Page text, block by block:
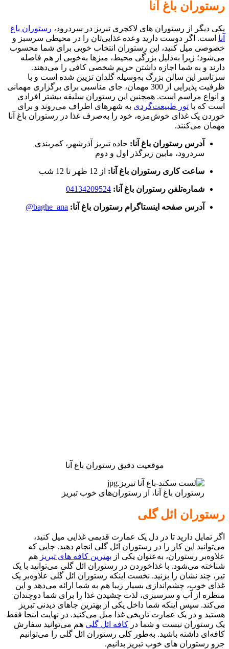
رستوران باغ آنا
یکی دیگر از رستوران های لاکچری تبریز در سردرود، رستوران باغ
آنا است. اگر دوست دارید وعده غذایی‌تان را در محیطی سرسبز و
خصوصی میل کنید، این رستوران انتخاب خوبی برای شما محسوب
می‌شود؛ زیرا به‌دلیل بزرگی محیط، میزها به‌خوبی از هم فاصله
دارند و به شما اجازه داشتن حریم شخصی کافی را می‌دهند.
سرتاسر این سالن بزرگ به‌وسیله گلدان تزیین شده است و با
ظرفیت پذیرایی از 300 مهمان، جای مناسبی برای برگزاری مهمانی
و انواع مراسم است. همچنین این رستوران سلیقه بیشتر افرادی
است که با تور طبیعت‌گردی به شهرهای اطراف می‌روند و برای
خوردن یک غذای خوش‌مزه، خود را به‌صرف غذا در رستوران باغ آنا
مهمان می‌کنند.
آدرس رستوران باغ آنا: جاده تبریز آ‌ذرشهر، کمربندی
سردرود، مابین زیرگذر اول و دوم
ساعت کاری رستوران باغ آنا: از 12 ظهر تا 12 شب
شماره‌تلفن رستوران باغ آنا: 04134209524
آدرس صفحه اینستاگرام رستوران باغ آنا: baghe_ana@
موقعیت دقیق رستوران باغ آنا
رستوران باغ آنا، از رستوران‌های خوب تبریز
رستوران ائل گلی
اگر تمایل دارید تا در دل یک عمارت قدیمی غذایی میل کنید،
می‌توانید این کار را در رستوران ائل گلی انجام دهید. جایی که
علاوه‌بر رستوران، به‌عنوان یکی از بهترین کافه های تبریز هم
شناخته می‌شود. با غذاخوردن در رستوران ائل گلی می‌توانید با یک
تیر، چند نشان را بزنید. نخست اینکه رستوران ائل گلی علاوه‌بر یک
غذای خوب، چشم‌اندازی بسیار زیبا هم به شما ارائه می‌دهد و این
منظره از آب و سرسبزی، لذت چشیدن غذا را برای شما دوچندان
می‌کند. سپس اینکه شما داخل یکی از بهترین جاهای دیدنی تبریز
هستید و در یک عمارت تاریخی غذا میل می‌کنید. در نهایت اینجا فقط
یک رستوران نیست و شما در کافه ائل گلی هم می‌توانید سفارش
کافه‌ای داشته باشید. به‌طور کلی رستوران ائل گلی را می‌توانیم
جزو رستوران های خوب تبریز بدانیم.